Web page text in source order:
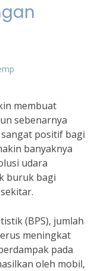
membuat
sebenarnya
positif bagi
banyaknya
udara
buruk bagi
(BPS), jumlah
meningkat
pada
oleh mobil,